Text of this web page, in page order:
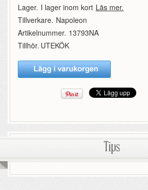
Lager. I lager inom kort Läs mer.
Tillverkare. Napoleon
Artikelnummer. 13793NA
Tillhör. UTEKÖK
Tips